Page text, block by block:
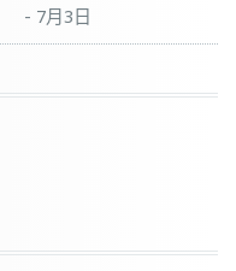
- 7月3日